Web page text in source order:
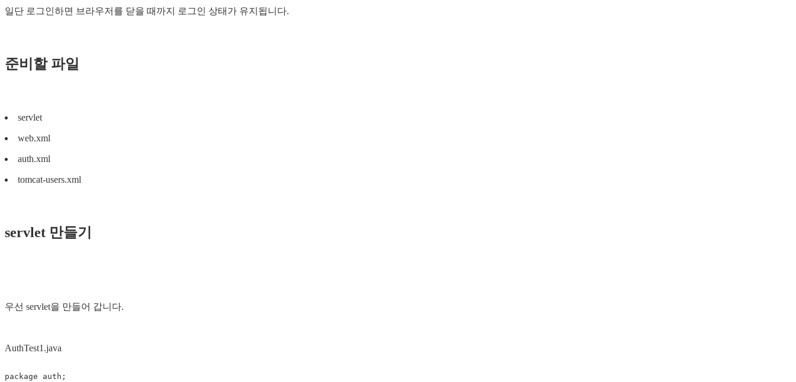
일단 로그인하면 브라우저를 닫을 때까지 로그인 상태가 유지됩니다.
준비할 파일
servlet
web.xml
auth.xml
tomcat-users.xml
servlet 만들기
우선 servlet을 만들어 갑니다.
AuthTest1.java
package auth ;